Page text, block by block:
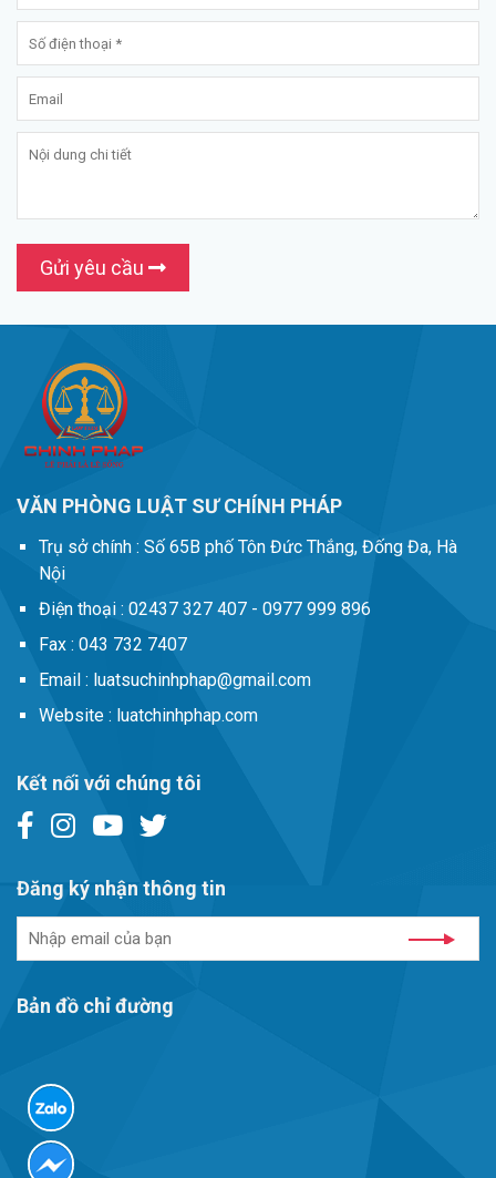
Gửi yêu cầu
VĂN PHÒNG LUẬT SƯ CHÍNH PHÁP
Trụ sở chính : Số 65B phố Tôn Đức Thắng, Đống Đa, Hà
Nội
Điện thoại : 02437 327 407 - 0977 999 896
Fax : 043 732 7407
Email : luatsuchinhphap@gmail.com
Website : luatchinhphap.com
Kết nối với chúng tôi
Đăng ký nhận thông tin
Bản đồ chỉ đường